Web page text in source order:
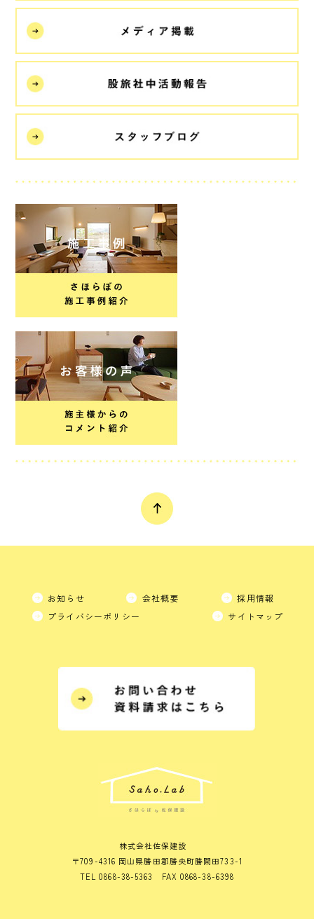
お知らせ 会社概要
採用情報
プライバシーポリシー
サイトマップ
株式会社佐保建設
〒709-4316 岡山県勝田郡勝央町勝間田733-1
TEL 0868-38-5363 FAX 0868-38-6398